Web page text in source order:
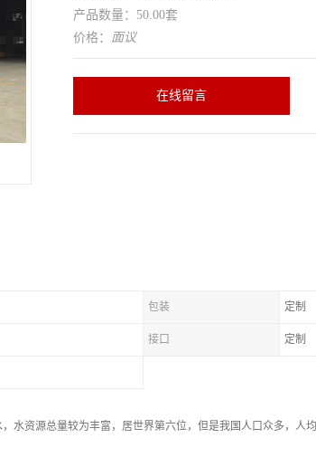
产品数量：50.00套
价格： 面议
在线留言
包装 定制
接口 定制
水资源总量较为丰富，居世界第六位，但是我国人口众多，人